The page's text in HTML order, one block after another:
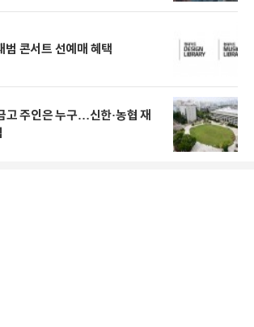
콘서트 선예매 혜택
고 주인은 누구…신한·농협 재